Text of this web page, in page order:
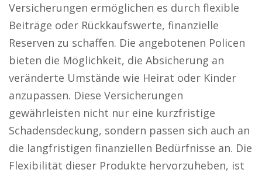
Versicherungen ermöglichen es durch flexible
Beiträge oder Rückkaufswerte, finanzielle
Reserven zu schaffen. Die angebotenen Policen
bieten die Möglichkeit, die Absicherung an
veränderte Umstände wie Heirat oder Kinder
anzupassen. Diese Versicherungen
gewährleisten nicht nur eine kurzfristige
Schadensdeckung, sondern passen sich auch an
die langfristigen finanziellen Bedürfnisse an. Die
Flexibilität dieser Produkte hervorzuheben, ist